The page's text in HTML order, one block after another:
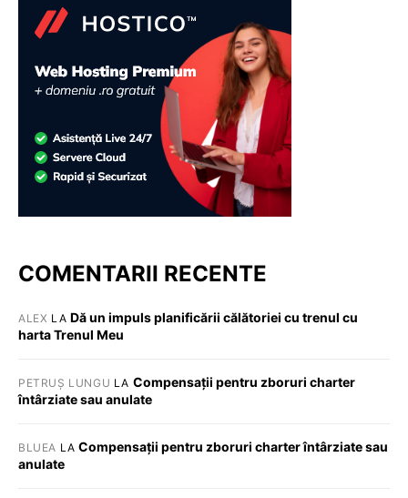
COMENTARII RECENTE
ALEX LA Dă un impuls planificării călătoriei cu trenul cu
harta Trenul Meu
PETRUȘ LUNGU LA Compensații pentru zboruri charter
întârziate sau anulate
BLUEA LACompensații pentru zboruri charter întârziate sau
anulate